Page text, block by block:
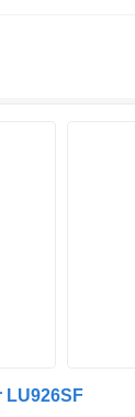
LU926SF